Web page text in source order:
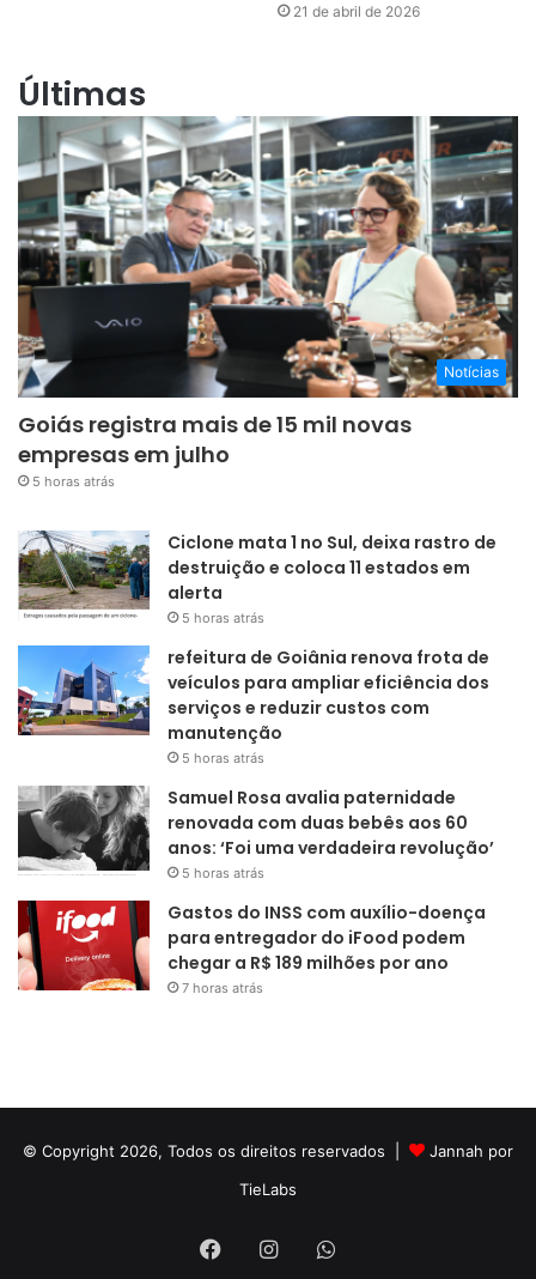
21 de abril de 2026
Últimas
Notícias
Goiás registra mais de 15 mil novas
empresas em julho
5 horas atrás
Ciclone mata 1 no Sul, deixa rastro de
destruição e coloca 11 estados em
alerta
5 horas atrás
refeitura de Goiânia renova frota de
veículos para ampliar eficiência dos
serviços e reduzir custos com
manutenção
5 horas atrás
Samuel Rosa avalia paternidade
renovada com duas bebês aos 60
anos: ‘Foi uma verdadeira revolução’
5 horas atrás
Gastos do INSS com auxílio-doença
para entregador do iFood podem
chegar a R$ 189 milhões por ano
7 horas atrás
© Copyright 2026, Todos os direitos reservados |
Jannah por
TieLabs
FacebookInstagramWhatsApp